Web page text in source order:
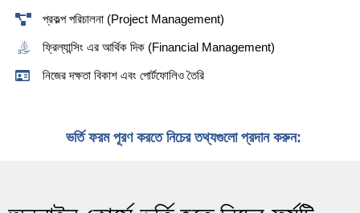
প্রকল্প পরিচালনা (Project Management)
ফ্রিল্যান্সিং এর আর্থিক দিক (Financial Management)
নিজের দক্ষতা বিকাশ এবং পোর্টফোলিও তৈরি
ভর্তি ফরম পূরণ করতে নিচের তথ্যগুলো প্রদান করুন: